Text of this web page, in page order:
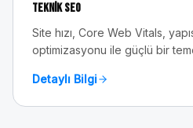
Teknik SEO
Site hızı, Core Web Vitals,
optimizasyonu ile güçlü bir
Detaylı Bilgi